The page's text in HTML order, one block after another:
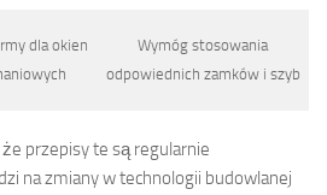
dla okien
Wymóg stosowania
odpowiednich zamków i szyb
przepisy te są regularnie
na zmiany w technologii budowlanej